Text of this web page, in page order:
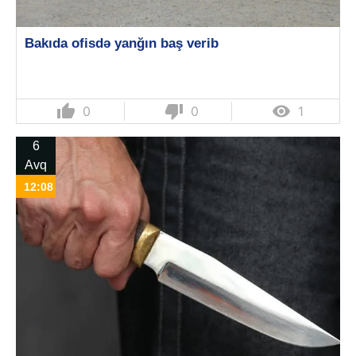
Bakıda ofisdə yanğın baş verib
thumb_up 0 thumb_down 0  1
6
Avq
12:08